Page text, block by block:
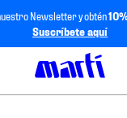
Newsletter y obtén
Suscríbete aquí